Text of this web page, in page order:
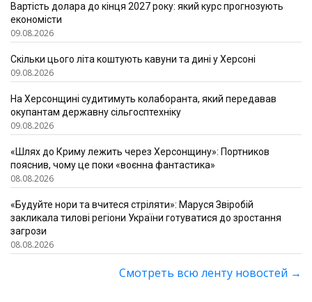
Вартість долара до кінця 2027 року: який курс прогнозують
економісти
09.08.2026
Скільки цього літа коштують кавуни та дині у Херсоні
09.08.2026
На Херсонщині судитимуть колаборанта, який передавав
окупантам державну сільгосптехніку
09.08.2026
«Шлях до Криму лежить через Херсонщину»: Портников
пояснив, чому це поки «воєнна фантастика»
08.08.2026
«Будуйте нори та вчитеся стріляти»: Маруся Звіробій
закликала тилові регіони України готуватися до зростання
загрози
08.08.2026
Смотреть всю ленту новостей →